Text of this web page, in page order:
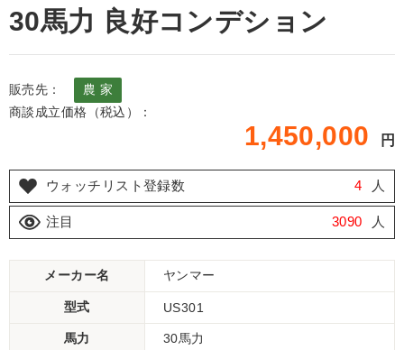
30馬力 良好コンデション
販売先：
農 家
商談成立価格（税込）：
1,450,000 円
ウォッチリスト登録数 4 人
注目 3090 人
メーカー名 ヤンマー
型式 US301
馬力 30馬力